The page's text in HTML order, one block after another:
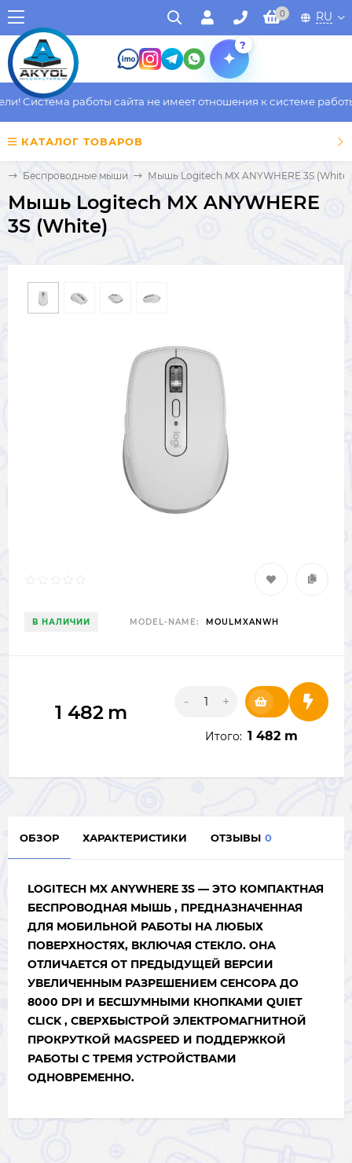
0 RU
?
Система работы сайта не имеет отношения к системе
КАТАЛОГ ТОВАРОВ
Беспроводные мыши Мышь Logitech MX ANYWHERE 3S (White)
Мышь Logitech MX ANYWHERE
3S (White)
В НАЛИЧИИ MODEL-NAME: MOULMXANWH
1 482 m - +
Итого: 1 482 m
ОБЗОР ХАРАКТЕРИСТИКИ ОТЗЫВЫ 0
LOGITECH MX ANYWHERE 3S — ЭТО КОМПАКТНАЯ
БЕСПРОВОДНАЯ МЫШЬ , ПРЕДНАЗНАЧЕННАЯ
ДЛЯ МОБИЛЬНОЙ РАБОТЫ НА ЛЮБЫХ
ПОВЕРХНОСТЯХ, ВКЛЮЧАЯ СТЕКЛО. ОНА
ОТЛИЧАЕТСЯ ОТ ПРЕДЫДУЩЕЙ ВЕРСИИ
УВЕЛИЧЕННЫМ РАЗРЕШЕНИЕМ СЕНСОРА ДО
8000 DPI И БЕСШУМНЫМИ КНОПКАМИ QUIET
CLICK , СВЕРХБЫСТРОЙ ЭЛЕКТРОМАГНИТНОЙ
ПРОКРУТКОЙ MAGSPEED И ПОДДЕРЖКОЙ
РАБОТЫ С ТРЕМЯ УСТРОЙСТВАМИ
ОДНОВРЕМЕННО.